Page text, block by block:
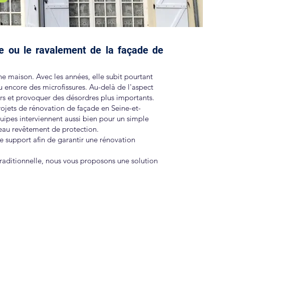
ou le ravalement de la façade de
maison. Avec les années, elle subit pourtant
des microfissures. Au-delà de l'aspect
et provoquer des désordres plus importants.
de rénovation de façade en Seine-et-
interviennent aussi bien pour un simple
revêtement de protection.
support afin de garantir une rénovation
nous vous proposons une solution